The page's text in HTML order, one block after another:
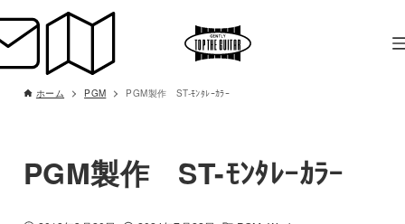
ホーム PGM PGM製作 ST-ﾓﾝﾀﾚｰｶﾗｰ
PGM製作 ST-ﾓﾝﾀﾚｰｶﾗｰ